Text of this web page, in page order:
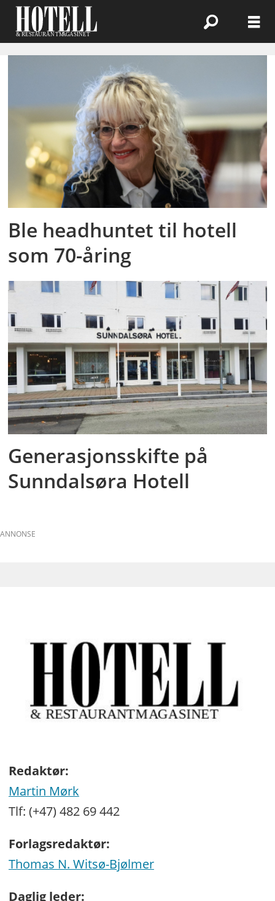
Emne:
servicebransjen
Ble headhuntet til hotell
som 70-åring
Generasjonsskifte på
Sunndalsøra Hotell
ANNONSE
Redaktør:
Martin Mørk
Tlf: (+47) 482 69 442
Forlagsredaktør:
Thomas N. Witsø-Bjølmer
Daglig leder: